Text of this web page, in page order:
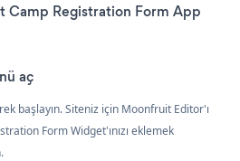
Camp Registration Form App
aç
başlayın. Siteniz için Moonfruit Editor'ı
Form Widget'ınızı eklemek